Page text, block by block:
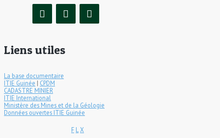
Liens utiles
La base documentaire
ITIE Guinée | CPDM
CADASTRE MINIER
ITIE International
Ministère des Mines et de la Géologie
Données ouvertes ITIE Guinée
F L X